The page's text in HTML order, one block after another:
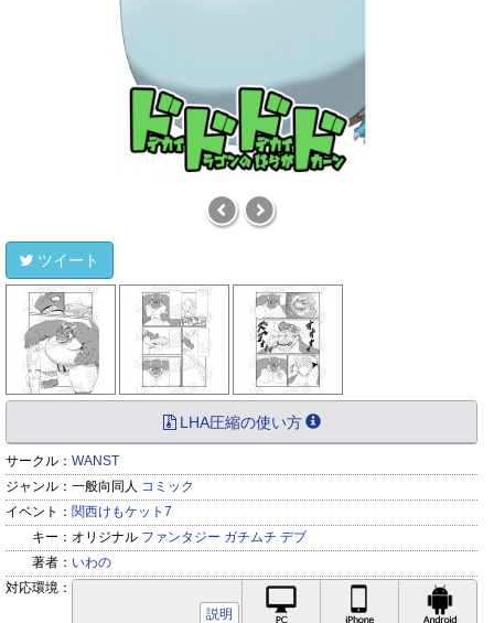
ツイート
LHA圧縮の使い方
サークル： WANST
ジャンル： 一般向同人 コミック
イベント： 関西けもケット7
キー： オリジナル ファンタジー ガチムチ デブ
著者： いわの
対応環境：
説明
iPhone対応